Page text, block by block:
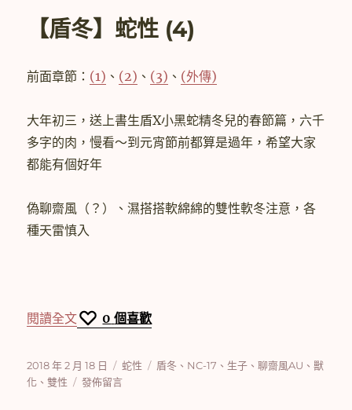
性
【盾冬】蛇性 (4)
前面章節： (1) 、 (2) 、 (3) 、 (外傳)
大年初三，送上書生盾X小黑蛇精冬兒的春節篇，六千
多字的肉，慢看～到元宵節前都算是過年，希望大家
都能有個好年
偽聊齋風（？）、濕搭搭軟綿綿的雙性軟冬注意，各
種天雷慎入
閱讀全文〈【盾冬】蛇性 (4)〉
0 個喜歡
發
佈
2018 年 2 月 18 日
分
類
蛇性
標
盾冬 、 NC-17 、 生子 、聊齋風AU 、獸
化 、雙性
在
發佈留言